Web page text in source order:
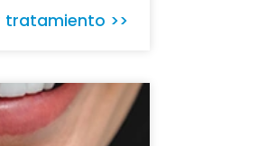
tratamiento >>